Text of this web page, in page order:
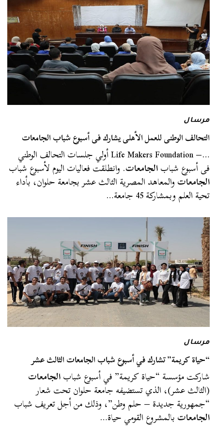
مرسال
التحالف الوطنى للعمل الأهلى يشارك فى أسبوع شباب الجامعات
…– Life Makers Foundation أولي جلسات التحالف الوطني
فى أسبوع شبابالجامعات. وانطلقت فعاليات اليوم لأسبوع شباب
الجامعاتوالمعاهد المصرية الثالث عشر بجامعة حلوان، بأداء
تحية العلم وبمشاركة 45 جامعة…
مرسال
“حياة كريمة” تشارك في أسبوع شباب الجامعات الثالث عشر
شاركت مؤسسة “حياة كريمة” في أسبوع شبابالجامعات
(الثالث عشر)، الذي تستضيفه جامعة حلوان تحت شعار
“جمهورية جديدة – حلم وطن”، وذلك من أجل تعريف شباب
الجامعاتبالمشروع القومي حياة…